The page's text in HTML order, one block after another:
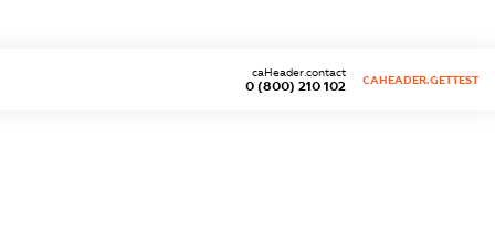
0 (800) 210 102
caHeader.contact
CAHEADER.GETTEST